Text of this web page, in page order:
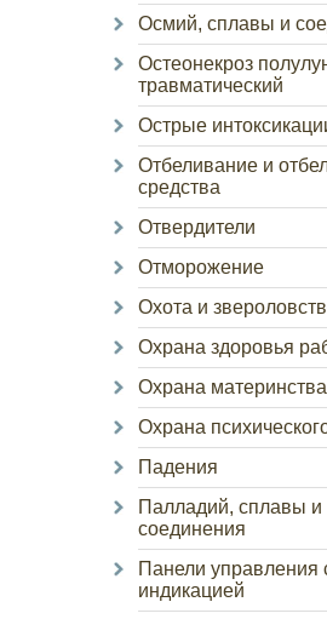
Осмий, сплавы и
Остеонекроз
травматический
Острые
Отбеливание и
средства
Отвердители
Отморожение
Охота и
Охрана здоровья
Охрана материнства
Охрана
Падения
Палладий, сплавы и
соединения
Панели управления
индикацией